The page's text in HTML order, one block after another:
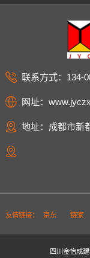
联系方式：134-
网址：
地址：成都市新
友情链接： 京东 链家
四川金怡成